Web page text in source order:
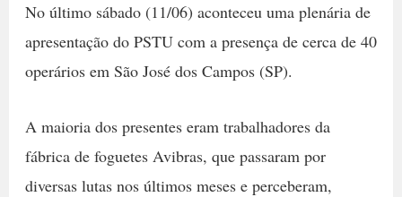
No último sábado (11/06) aconteceu uma plenária de
apresentação do PSTU com a presença de cerca de 40
operários em São José dos Campos (SP).
A maioria dos presentes eram trabalhadores da
fábrica de foguetes Avibras, que passaram por
diversas lutas nos últimos meses e perceberam,